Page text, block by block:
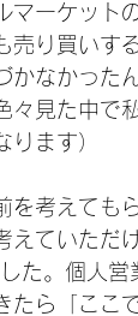
ーケット
売り買いす
なかった
々見た中で
ます）
考えても
ていただ
た。個人
ら「ここ